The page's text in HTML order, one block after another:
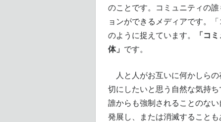
のことです。コミュニティの
ョンができるメディアです。
のように捉えています。
「コ
体」 です。
人と人がお互いに何かしらの
切にしたいと思う自然な気持
誰からも強制されることのな
発展し、または消滅すること